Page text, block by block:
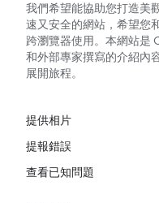
我們希望能協助您打造美
速又安全的網站，希望您
跨瀏覽器使用。本網站是
和外部專家撰寫的介紹內
展開旅程。
提供相片
提報錯誤
查看已知問題